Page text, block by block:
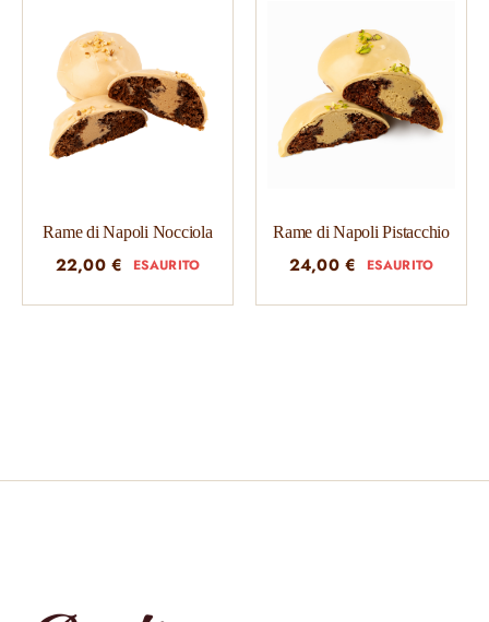
Rame di Napoli Nocciola
22,00€ ESAURITO
Rame di Napoli Pistacchio
24,00€ ESAURITO